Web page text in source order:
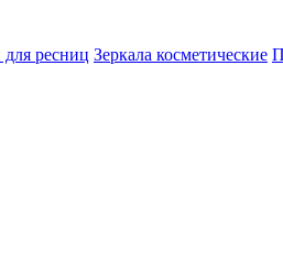
ресниц Зеркала косметические